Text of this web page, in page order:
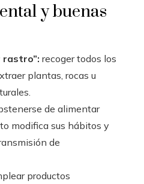
y buenas
rastro”: recoger todos los
plantas, rocas u
de alimentar
modifica sus hábitos y
de
productos